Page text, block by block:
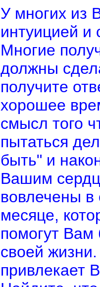
У многих из
интуицией
Многие
должны
получите
хорошее
смысл того
пытаться
быть" и
Вашим
вовлечены
месяце,
помогут Вам
своей
привлекает